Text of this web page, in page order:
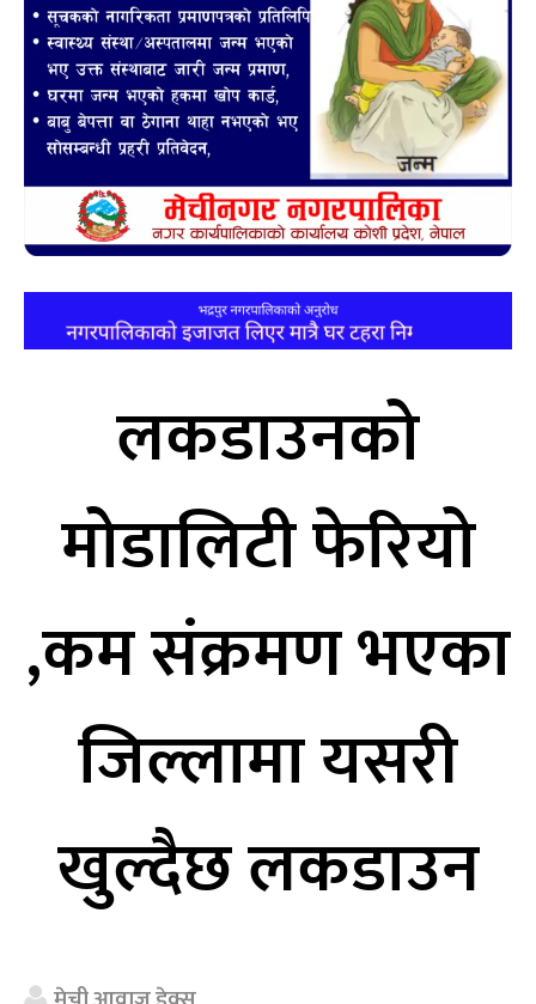
लकडाउनको
मोडालिटी फेरियो
,कम संक्रमण भएका
जिल्लामा यसरी
खुल्दैछ लकडाउन